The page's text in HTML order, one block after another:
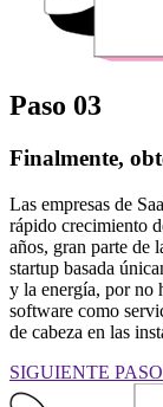
Paso 03
Finalmente,
Las empresas de
rápido crecimiento
años, gran parte de
startup basada
y la energía, por no
software como
de cabeza en las
SIGUIENTE PASO